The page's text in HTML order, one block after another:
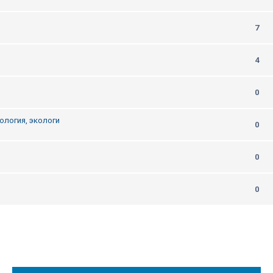
7
4
0
экологи 0
0
0